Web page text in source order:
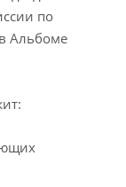
по
Альбоме